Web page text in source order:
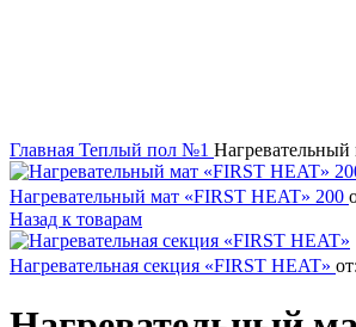
Главная Теплый пол №1
Нагревательный мат «FIRST HEAT» 200
Назад к товарам
Нагревательная секция «FIRST HEAT» от: